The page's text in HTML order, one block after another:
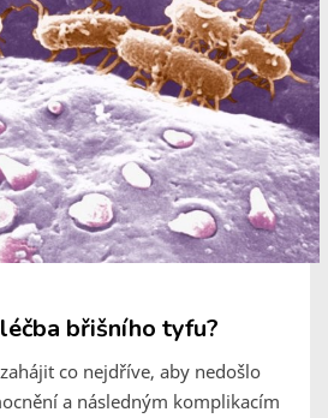
břišního tyfu?
co nejdříve, aby nedošlo
a následným komplikacím